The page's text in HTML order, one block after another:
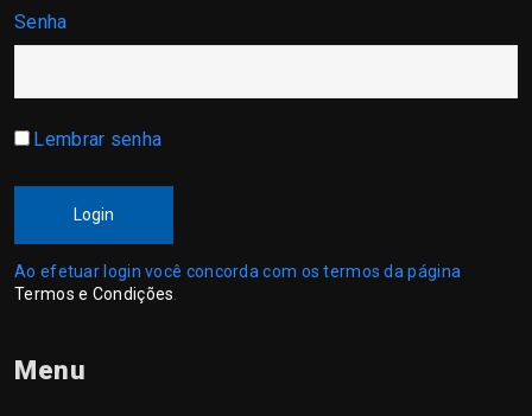
Senha
Lembrar senha
Login
Ao efetuar login você concorda com os termos da página
Termos e Condições
Menu